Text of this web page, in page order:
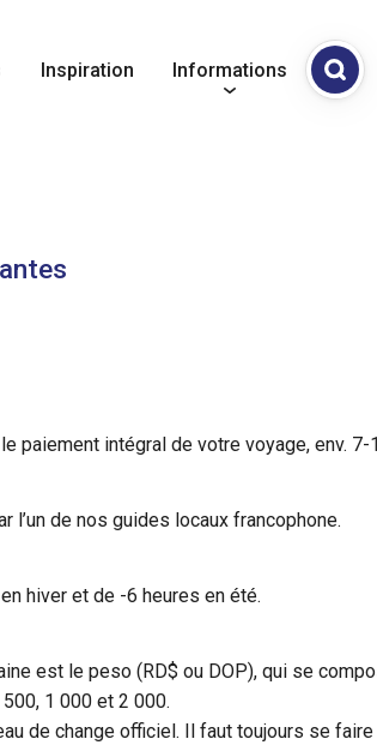
Inspiration Informations
paiement intégral de votre voyage, env. 7-
l’un de nos guides locaux francophone.
hiver et de -6 heures en été.
est le peso (RD$ ou DOP), qui se
1 000 et 2 000.
de change officiel. Il faut toujours se